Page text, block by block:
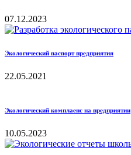
07.12.2023
Экологический паспорт предприятия
22.05.2021
Экологический комплаенс на предприятии
10.05.2023